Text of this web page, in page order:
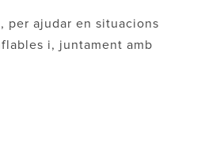
per ajudar en situacions
i, juntament amb